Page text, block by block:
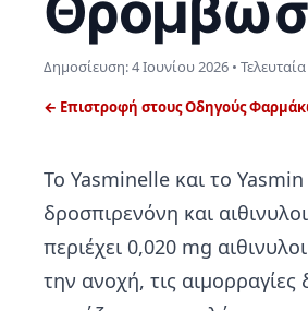
Δημοσίευση:4 Ιουνίου 2026 •
← Επιστροφή στους Οδηγούς
Το Yasminelle και το Yasmin
δροσπιρενόνη και
περιέχει 0,020 mg
την ανοχή, τις